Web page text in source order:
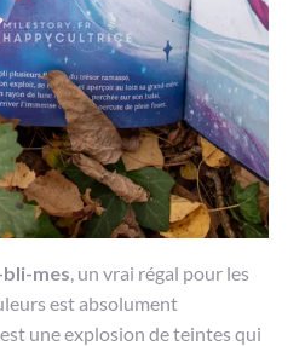
bli-mes , un vrai régal pour les
est absolument
une explosion de teintes qui